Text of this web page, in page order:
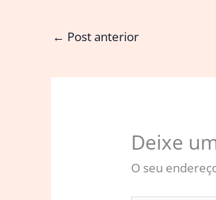
← Post anterior
Deixe
O seu